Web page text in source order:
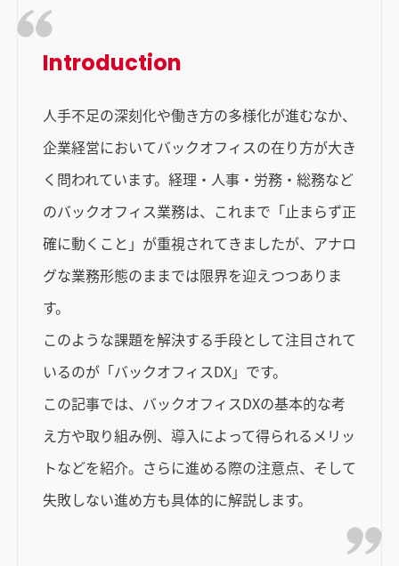
Introduction
人手不足の深刻化や働き方の多様化が進むなか、
企業経営においてバックオフィスの在り方が大き
く問われています。経理・人事・労務・総務など
のバックオフィス業務は、これまで「止まらず正
確に動くこと」が重視されてきましたが、アナロ
グな業務形態のままでは限界を迎えつつありま
す。
このような課題を解決する手段として注目されて
いるのが「バックオフィスDX」です。
この記事では、バックオフィスDXの基本的な考
え方や取り組み例、導入によって得られるメリッ
トなどを紹介。さらに進める際の注意点、そして
失敗しない進め方も具体的に解説します。